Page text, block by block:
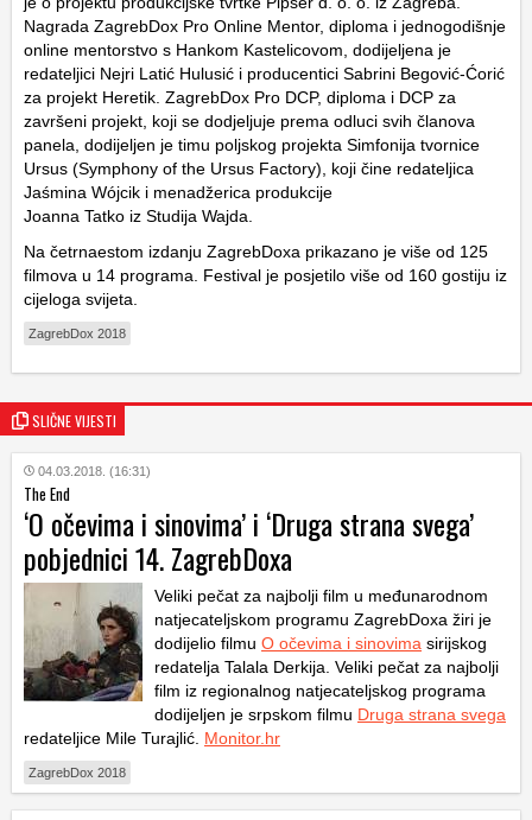
Nagrada ZagrebDox Pro Online Mentor, diploma i jednogodišnje
online mentorstvo s Hankom Kastelicovom, dodijeljena je
redateljici Nejri Latić Hulusić i producentici Sabrini Begović-Ćorić
za projekt Heretik . ZagrebDox Pro DCP, diploma i DCP za
završeni projekt, koji se dodjeljuje prema odluci svih članova
panela, dodijeljen je timu poljskog projekta Simfonija tvornice
Ursus (Symphony of the Ursus Factory), koji čine redateljica
Jaśmina Wójcik i menadžerica produkcije
Joanna Tatko iz Studija Wajda.
Na četrnaestom izdanju ZagrebDoxa prikazano je više od 125
filmova u 14 programa. Festival je posjetilo više od 160 gostiju iz
cijeloga svijeta.
ZagrebDox 2018
SLIČNE VIJESTI
04.03.2018. (16:31)
The End
‘O očevima i sinovima’ i ‘Druga strana svega’
pobjednici 14. ZagrebDoxa
Veliki pečat za najbolji film u međunarodnom
natjecateljskom programu ZagrebDoxa žiri je
dodijelio filmu O očevima i sinovima sirijskog
redatelja Talala Derkija. Veliki pečat za najbolji
film iz regionalnog natjecateljskog programa
dodijeljen je srpskom filmu Druga strana svega
redateljice Mile Turajlić. Monitor.hr
ZagrebDox 2018